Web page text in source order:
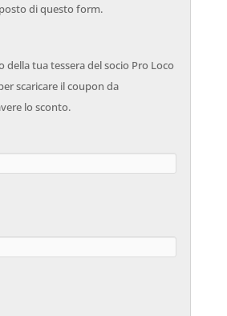
di questo form.
della tua tessera del socio Pro Loco
scaricare il coupon da
lo sconto.